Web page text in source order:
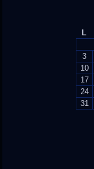
L
3
10
17
24
31